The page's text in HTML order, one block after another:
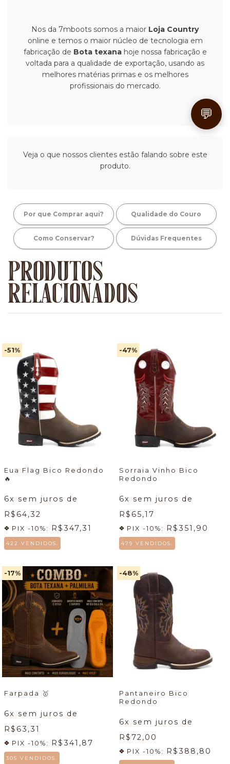
Nos da 7mboots somos a maior Loja Country
online e temos o maior núcleo de tecnologia em
fabricação de Bota texanahoje nossa fabricação e
voltada para a qualidade de exportação, usando as
melhores matérias primas e os melhores
profissionais do mercado.
Veja o que nossos clientes estão falando sobre este
produto.
Por que Comprar aqui? Qualidade do Couro
Como Conservar? Dúvidas Frequentes
PRODUTOS
RELACIONADOS
-51%
Eua Flag Bico Redondo
🔥
6x sem juros de
R$64,32
PIX -10%: R$347,31
422 VENDIDOS.
-47%
Sorraia Vinho Bico
Redondo
6x sem juros de
R$65,17
PIX -10%: R$351,90
479 VENDIDOS.
-17%
Farpada 🥇
6x sem juros de
R$63,31
PIX -10%: R$341,87
305 VENDIDOS.
-48%
Pantaneiro Bico
Redondo
6x sem juros de
R$72,00
PIX -10%: R$388,80
💬